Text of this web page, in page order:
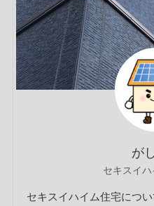
が
セキスイ
セキスイハイム住宅につ